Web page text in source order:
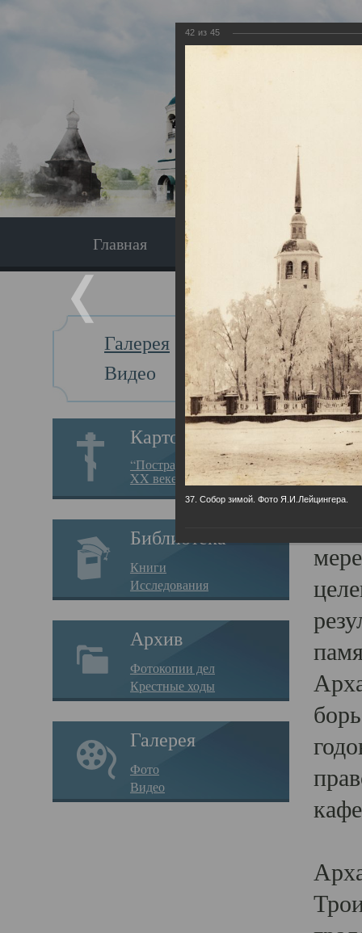
Главная Экскурсия
Галерея
Видео
Картотека
“Пострадавшие за веру в
XX веке на Севере”
Библиотека
Книги
Исследования
Архив
Фотокопии дел
Крестные ходы
Галерея
Фото
Видео
Главная
42 из 45
37. Собор зимой. Фото Я.И.Лейцингера.